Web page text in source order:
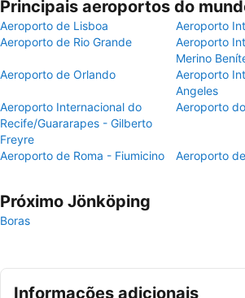
Principais aeroportos do
Aeroporto de Lisboa
Aeroporto
Aeroporto de Rio Grande
Aeroporto
Merino
Aeroporto de Orlando
Aeroporto
Angeles
Aeroporto Internacional do
Recife/Guararapes - Gilberto
Freyre
Aeroporto
Aeroporto de Roma - Fiumicino Aeroporto
Próximo Jönköping
Boras
Informações adicionais